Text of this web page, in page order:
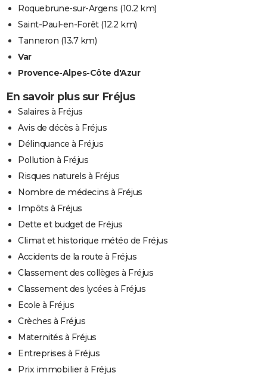
Roquebrune-sur-Argens (10.2 km)
Saint-Paul-en-Forêt(12.2 km)
Tanneron (13.7 km)
Var
Provence-Alpes-Côte d'Azur
En savoir plus sur Fréjus
Salaires à Fréjus
Avis de décès à Fréjus
Délinquance à Fréjus
Pollution à Fréjus
Risques naturels à Fréjus
Nombre de médecins à Fréjus
Impôts à Fréjus
Dette et budget de Fréjus
Climat et historique météo de Fréjus
Accidents de la route à Fréjus
Classement des collèges à Fréjus
Classement des lycées à Fréjus
Ecole à Fréjus
Crèches à Fréjus
Maternités à Fréjus
Entreprises à Fréjus
Prix immobilier à Fréjus